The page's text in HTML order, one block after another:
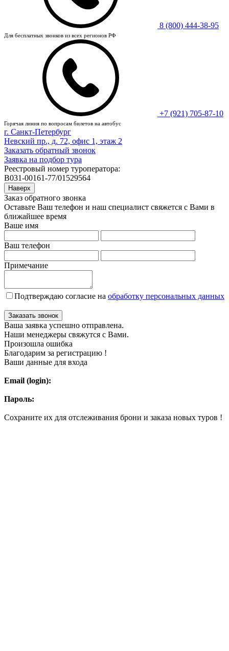
8 (800) 444-38-95
Для бесплатных звонков из всех регионов РФ
+7 (921) 705-87-10
Горячая линия по вопросам билетов на автобус
г. Санкт-Петербург
Невский пр., д. 72, офис 1, этаж 2
Заказать обратный звонок
Заявка на подбор тура
Реестровый номер туроператора:
В031-00161-77/01529564
Наверх
Заказ обратного звонка
Оставьте Ваш телефон и наш специалист свяжется с Вами в
ближайшее время
Ваше имя
Ваш телефон
Примечание
Подтверждаю согласие на обработку персональных данных
Заказать звонок
Ваша заявка успешно отправлена.
Наши менеджеры свяжутся с Вами.
Произошла ошибка
Благодарим за регистрацию !
Ваши данные для входа
Email (login):
Пароль:
Сохраните их для отслеживания брони и заказа новых туров !